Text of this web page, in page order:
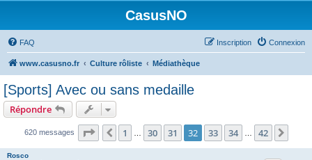
CasusNO
FAQ Connexion
Inscription
www.casusno.fr Culture rôliste Médiathèque
[Sports] Avec ou sans medaille
Répondre
620 messages Page 32 sur 42
Précédent
1 30 31 32 33 34 42
Rosco